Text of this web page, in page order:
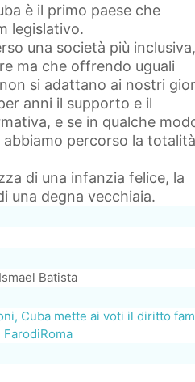
è il primo paese che
legislativo.
una società più
ma che offrendo uguali
si adattano ai nostri
anni il supporto e il
e se in qualche
percorso la
di una infanzia felice, la
una degna vecchiaia.
Batista
Cuba mette ai voti il diritto